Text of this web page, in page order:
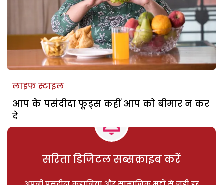
लाइफ स्टाइल
आप के पसंदीदा फूड्स कहीं आप को बीमार न कर
दे
सरिता डिजिटल सब्सक्राइब करें